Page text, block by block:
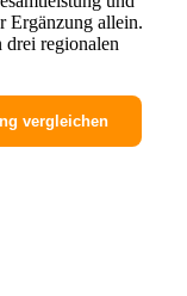
Ergänzung allein.
drei regionalen
vergleichen